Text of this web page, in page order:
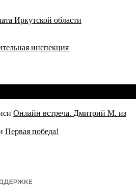
Иркутской области
инспекция
Онлайн встреча. Дмитрий М. из
Первая победа!